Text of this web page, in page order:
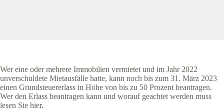
Wer eine oder mehrere Immobilien vermietet und im Jahr 2022
unverschuldete Mietausfälle hatte, kann noch bis zum 31. März 2023
einen Grundsteuererlass in Höhe von bis zu 50 Prozent beantragen.
Wer den Erlass beantragen kann und worauf geachtet werden muss
lesen Sie hier.